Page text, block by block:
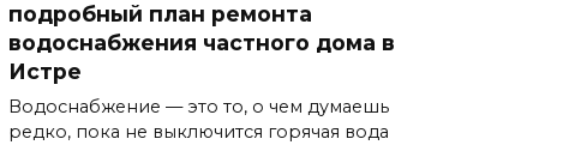
подробный план ремонта
водоснабжения частного дома в
Истре
Водоснабжение — это то, о чем думаешь
редко, пока не выключится горячая вода